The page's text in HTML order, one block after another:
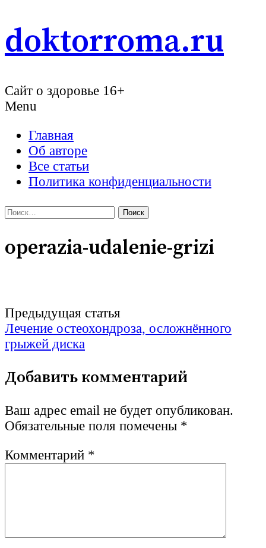
Skip
to
content
doktorroma.ru
Сайт о здоровье 16+
Menu
Главная
Об авторе
Все статьи
Политика конфиденциальности
Найти:
operazia-udalenie-grizi
Post
navigation
Предыдущая статья
Лечение остеохондроза, осложнённого
грыжей диска
Добавить комментарий
Ваш адрес email не будет опубликован.
Обязательные поля помечены *
Комментарий *